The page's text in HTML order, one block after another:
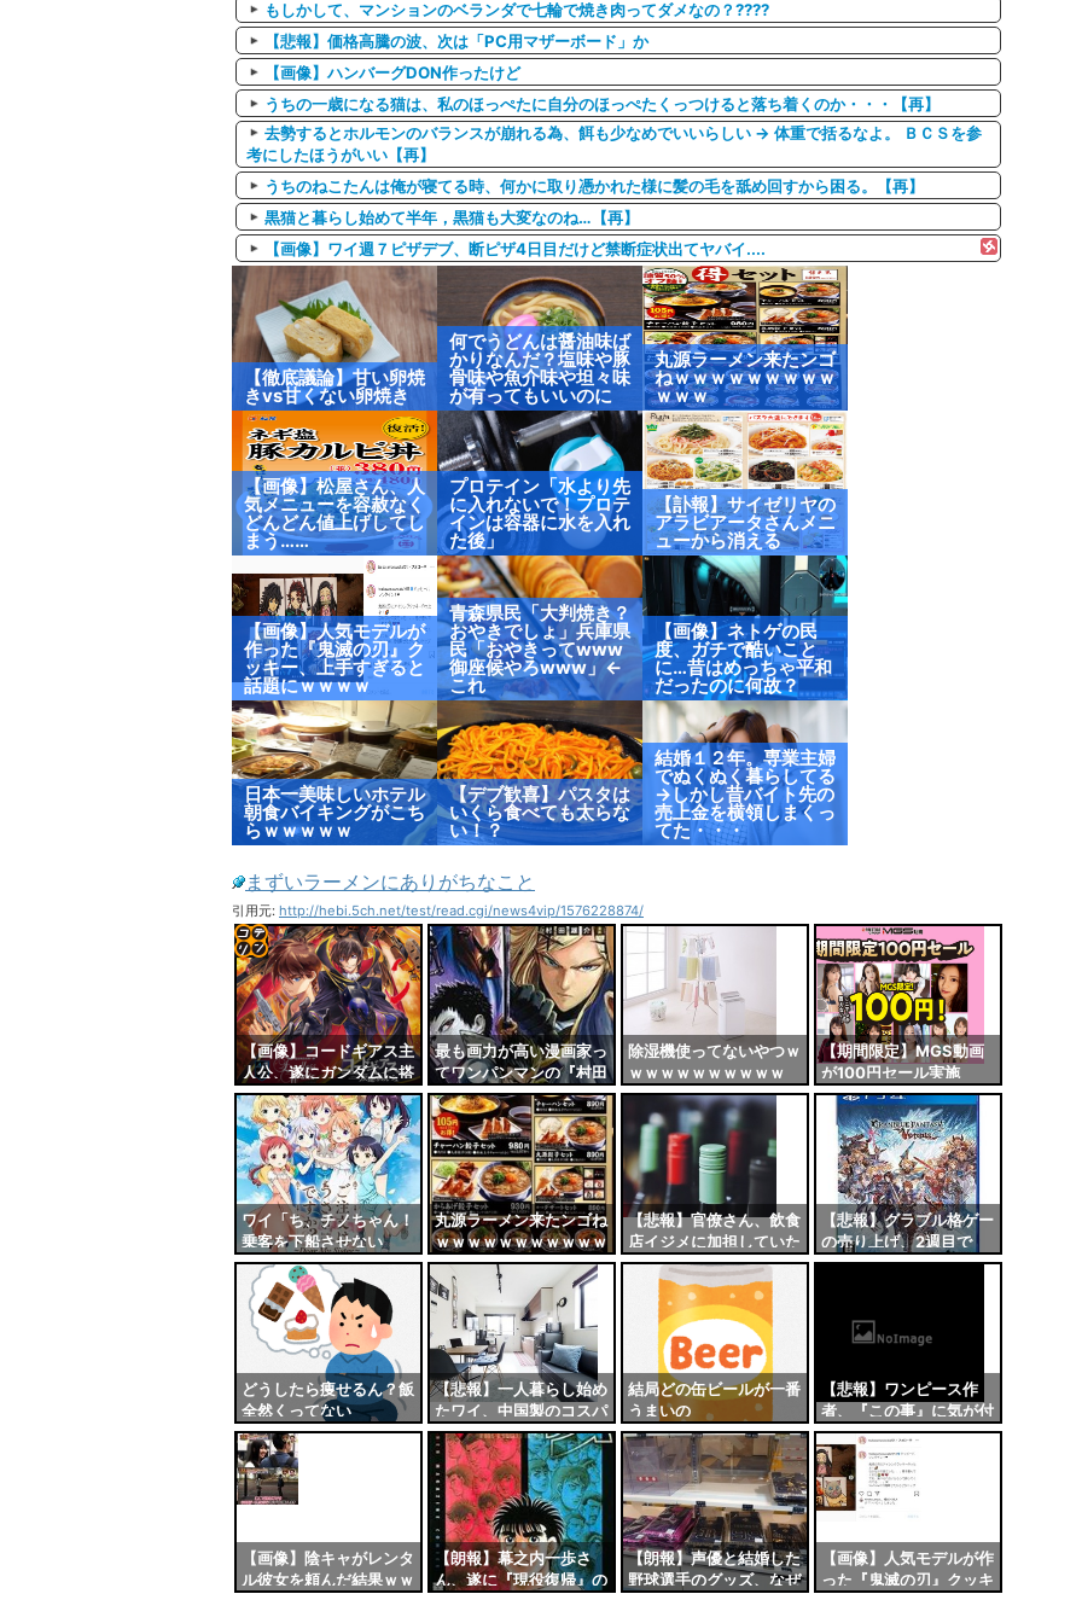
もしかして、マンションのベランダで七輪で焼き肉ってダメなの？????
【悲報】価格高騰の波、次は「PC用マザーボード」か
【画像】ハンバーグDON作ったけど
うちの一歳になる猫は、私のほっぺたに自分のほっぺたくっつけると落ち着くのか・・・【再】
去勢するとホルモンのバランスが崩れる為、餌も少なめでいいらしい → 体重で括るなよ。 ＢＣＳを参
考にしたほうがいい【再】
うちのねこたんは俺が寝てる時、何かに取り憑かれた様に髪の毛を舐め回すから困る。【再】
黒猫と暮らし始めて半年，黒猫も大変なのね…【再】
【画像】ワイ週７ピザデブ、断ピザ4日目だけど禁断症状出てヤバイ....
【徹底議論】甘い卵焼
きvs甘くない卵焼き
何でうどんは醤油味ば
かりなんだ？塩味や豚
骨味や魚介味や坦々味
が有ってもいいのに
丸源ラーメン来たンゴ
ねｗｗｗｗｗｗｗｗｗ
ｗｗｗ
【画像】松屋さん、人
気メニューを容赦なく
どんどん値上げしてし
まう……
プロテイン「水より先
に入れないで！プロテ
インは容器に水を入れ
た後」
【訃報】サイゼリヤの
アラビアータさんメニ
ューから消える
【画像】人気モデルが
作った『鬼滅の刃』ク
ッキー、上手すぎると
話題にｗｗｗｗ
青森県民「大判焼き？
おやきでしょ」兵庫県
民「おやきってwww
御座候やろwww」←
これ
【画像】ネトゲの民
度、ガチで酷いこと
に…昔はめっちゃ平和
だったのに何故？
日本一美味しいホテル
朝食バイキングがこち
らｗｗｗｗｗ
【デブ歓喜】パスタは
いくら食べても太らな
い！？
結婚１２年。専業主婦
でぬくぬく暮らしてる
→しかし昔バイト先の
売上金を横領しまくっ
てた・・・
まずいラーメンにありがちなこと
引用元: http://hebi.5ch.net/test/read.cgi/news4vip/1576228874/
【画像】コードギアス主
人公、遂にガンダムに搭
乗し始めるｗｗｗｗ
最も画力が高い漫画家っ
てワンパンマンの『村田
雄介』だよな？
除湿機使ってないやつｗ
ｗｗｗｗｗｗｗｗｗｗ
【期間限定】MGS動画
が100円セール実施
中！！とりあえず全部買
うやろｗｗｗｗｗ
ワイ「ち、チノちゃん！
乗客を下船させない
で！」チノ「うるさいで
すね……」
丸源ラーメン来たンゴね
ｗｗｗｗｗｗｗｗｗｗｗ
ｗ
【悲報】官僚さん、飲食
店イジメに加担していた
【悲報】グラブル格ゲー
の売り上げ、2週目で
86%減になってしまう…
どうしたら痩せるん？飯
全然くってない
【悲報】一人暮らし始め
たワイ、中国製のコスパ
神過ぎて日本製品が消え
るｗｗｗｗｗｗｗｗ
結局どの缶ビールが一番
うまいの
【悲報】ワンピース作
者、『この事』に気が付
いてしまうと大変なこと
になる模様…
【画像】陰キャがレンタ
ル彼女を頼んだ結果ｗｗ
【朗報】幕之内一歩さ
ん、遂に『現役復帰』の
【朗報】声優と結婚した
野球選手のグッズ、なぜ
【画像】人気モデルが作
った『鬼滅の刃』クッキ
コテ
リン
- 固
定リ
ンク
自動
更新
ツー
ル